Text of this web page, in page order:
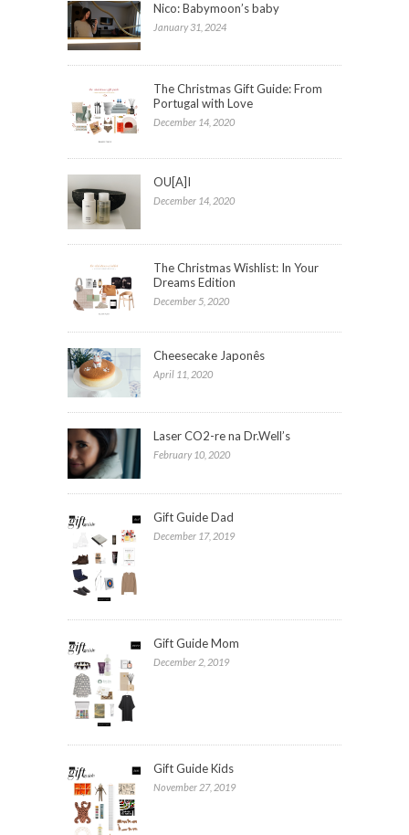
Nico: Babymoon’s baby
January 31, 2024
The Christmas Gift Guide: From
Portugal with Love
December 14, 2020
OU[A]I
December 14, 2020
The Christmas Wishlist: In Your
Dreams Edition
December 5, 2020
Cheesecake Japonês
April 11, 2020
Laser CO2-re na Dr.Well’s
February 10, 2020
Gift Guide Dad
December 17, 2019
Gift Guide Mom
December 2, 2019
Gift Guide Kids
November 27, 2019